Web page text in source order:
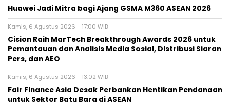
Huawei Jadi Mitra bagi Ajang GSMA M360 ASEAN 2026
Kamis, 6 Agustus 2026 - 17:00 WIB
Cision Raih MarTech Breakthrough Awards 2026 untuk
Pemantauan dan Analisis Media Sosial, Distribusi Siaran
Pers, dan AEO
Kamis, 6 Agustus 2026 - 13:02 WIB
Fair Finance Asia Desak Perbankan Hentikan Pendanaan
untuk Sektor Batu Bara di ASEAN